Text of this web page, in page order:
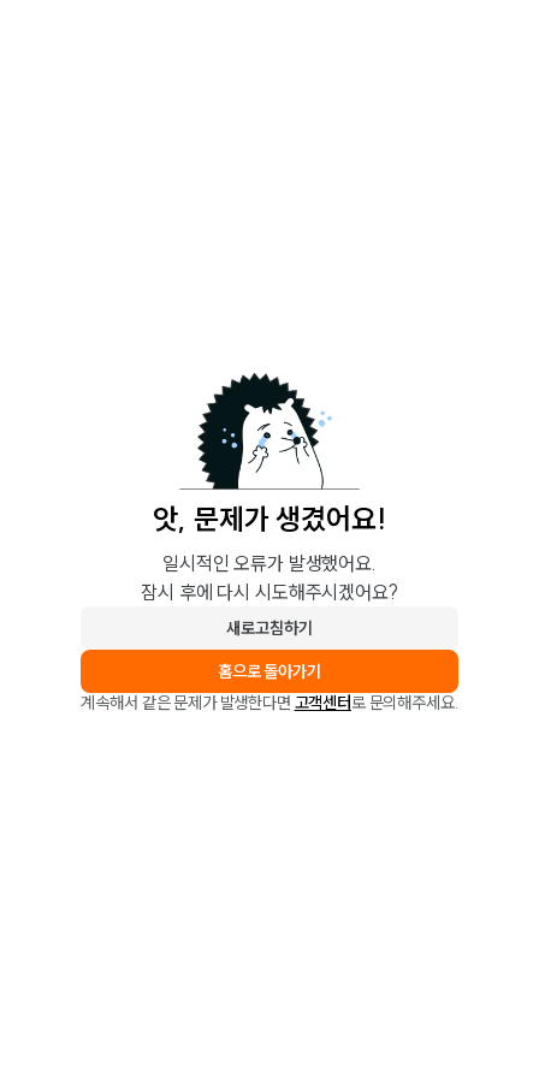
앗, 문제가 생겼어요!
일시적인 오류가 발생했어요.
잠시 후에 다시 시도해주시겠어요?
새로고침하기
홈으로 돌아가기
계속해서 같은 문제가 발생한다면 고객센터로 문의해주세요.